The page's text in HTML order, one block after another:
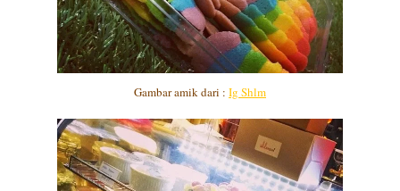
Gambar amik dari : Ig Shlm